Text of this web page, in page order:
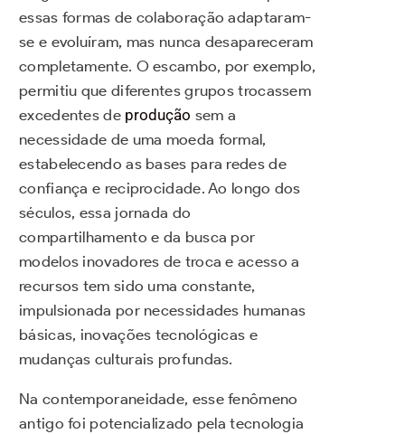
essas formas de colaboração adaptaram-
se e evoluíram, mas nunca desapareceram
completamente. O escambo, por exemplo,
permitiu que diferentes grupos trocassem
excedentes de produção sem a
necessidade de uma moeda formal,
estabelecendo as bases para redes de
confiança e reciprocidade. Ao longo dos
séculos, essa jornada do
compartilhamento e da busca por
modelos inovadores de troca e acesso a
recursos tem sido uma constante,
impulsionada por necessidades humanas
básicas, inovações tecnológicas e
mudanças culturais profundas.
Na contemporaneidade, esse fenômeno
antigo foi potencializado pela tecnologia